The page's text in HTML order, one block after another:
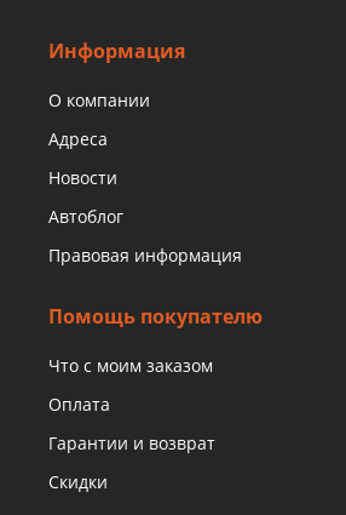
Информация
О компании
Адреса
Новости
Автоблог
Правовая информация
Помощь покупателю
Что с моим заказом
Оплата
Гарантии и возврат
Скидки